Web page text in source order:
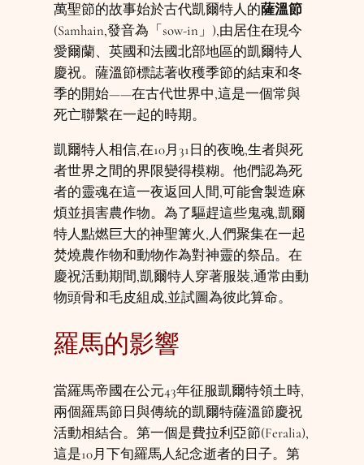
萬聖節的故事始於古代凱爾特人的薩溫節
(Samhain,發音為「sow-in」),由居住在現今
愛爾蘭、英國和法國北部地區的凱爾特人
慶祝。薩溫節標誌著收穫季節的結束和冬
季的開始——在古代世界中,這是一個常與
死亡聯繫在一起的時期。
凱爾特人相信,在10月31日的夜晚,生者與死
者世界之間的界限變得模糊。他們認為死
者的靈魂在這一夜返回人間,可能會製造麻
煩並損害農作物。為了驅趕這些鬼魂,凱爾
特人點燃巨大的神聖篝火,人們聚集在一起
焚燒農作物和動物作為對神靈的祭品。在
慶祝活動期間,凱爾特人穿著服裝,通常由動
物頭骨和毛皮組成,並試圖為彼此算命。
羅馬的影響
當羅馬帝國在公元43年征服凱爾特領土時,
兩個羅馬節日與傳統的凱爾特薩溫節慶祝
活動相結合。第一個是費拉利亞節(Feralia),
這是10月下旬羅馬人紀念逝者的日子。第